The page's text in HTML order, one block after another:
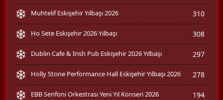
Muhtelif Eskişehir Yılbaşı 2026 310
Ho Sete Eskişehir 2026 Yılbaşı 308
Dublin Cafe & Irish Pub Eskişehir 2026 Yılbaşı 297
Holly Stone Performance Hall Eskişehir Yılbaşı 2026 278
EBB Senfoni Orkestrası Yeni Yıl Konseri 2026 194